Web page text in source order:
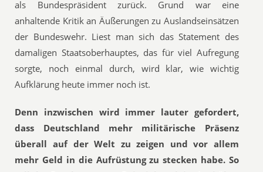
als Bundespräsident zurück. Grund war eine
anhaltende Kritik an Äußerungen zu Auslandseinsätzen
der Bundeswehr. Liest man sich das Statement des
damaligen Staatsoberhauptes, das für viel Aufregung
sorgte, noch einmal durch, wird klar, wie wichtig
Aufklärung heute immer noch ist.
Denn inzwischen wird immer lauter gefordert,
dass Deutschland mehr militärische Präsenz
überall auf der Welt zu zeigen und vor allem
mehr Geld in die Aufrüstung zu stecken habe. So